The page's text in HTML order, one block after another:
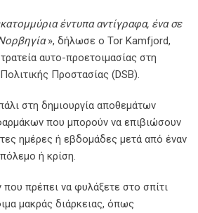
έντυπα αντίγραφα, ένα σε
», δήλωσε ο Tor Kamfjord,
αυτο-προετοιμασίας στη
Προστασίας (DSB).
στη δημιουργία αποθεμάτων
που μπορούν να επιβιώσουν
ημέρες ή εβδομάδες μετά από έναν
ή κρίση.
που πρέπει να φυλάξετε στο σπίτι
μακράς διάρκειας, όπως